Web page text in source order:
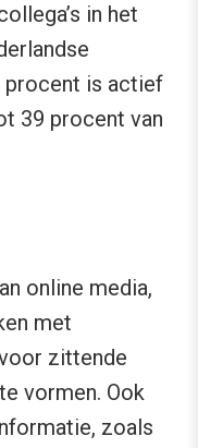
in het
procent is actief
39 procent van
online media,
met
zittende
vormen. Ook
zoals